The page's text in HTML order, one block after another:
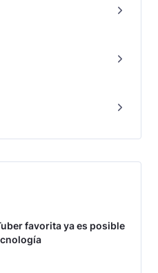
favorita ya es posible